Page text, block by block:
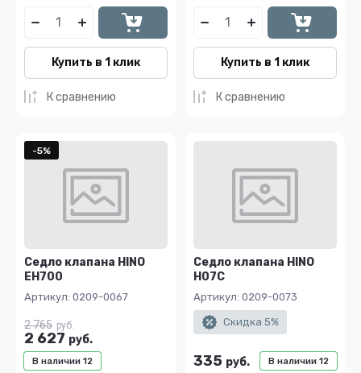
Купить в 1 клик
К сравнению
Купить в 1 клик
К сравнению
-5%
Седло клапана HINO
EH700
Артикул: 0209-0067
В наличии 12
2 765 руб.
2 627 руб.
Седло клапана HINO
H07C
Артикул: 0209-0073
Скидка 5%
В наличии 12
335 руб.